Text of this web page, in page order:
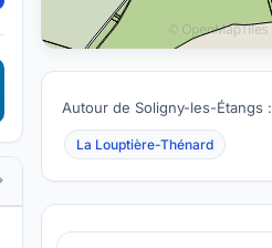
Autour de Soligny-les-Étangs :
La Louptière-Thénard